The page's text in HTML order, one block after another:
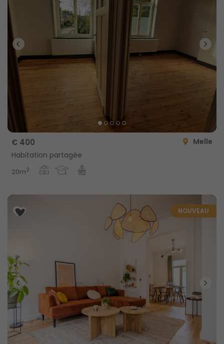
€ 400
Melle
Habitation partagée
20m2
NOUVEAU